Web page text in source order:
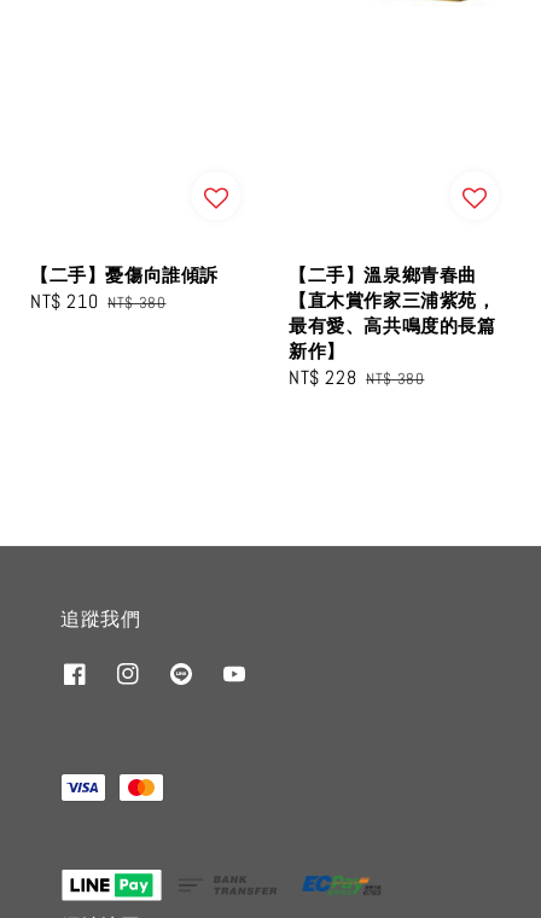
【二手】憂傷向誰傾訴
Sale
NT$ 210 Regular
NT$ 380
【二手】溫泉鄉青春曲
【直木賞作家三浦紫苑，
最有愛、高共鳴度的長篇
新作】
Sale
NT$ 228 Regular
NT$ 380
追蹤我們